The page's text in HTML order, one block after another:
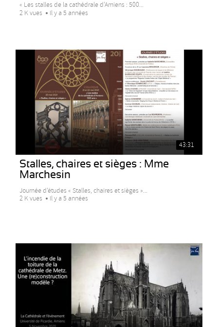
« Les stalles de la cathédrale d’Amiens : 500...
2 K vues
Il y a 5 années
43:31
Stalles, chaires et sièges : Mme
Marchesin
Journée d’études « Stalles, chaires et sièges »...
2 K vues
Il y a 5 années